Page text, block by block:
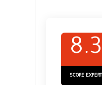
8.3
SCORE EXPERT